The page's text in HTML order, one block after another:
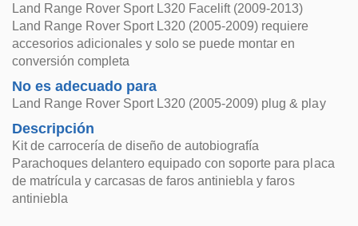
Land Range Rover Sport L320 Facelift (2009-2013)
Land Range Rover Sport L320 (2005-2009) requiere
accesorios adicionales y solo se puede montar en
conversión completa
No es adecuado para
Land Range Rover Sport L320 (2005-2009) plug & play
Descripción
Kit de carrocería de diseño de autobiografía
Parachoques delantero equipado con soporte para placa
de matrícula y carcasas de faros antiniebla y faros
antiniebla